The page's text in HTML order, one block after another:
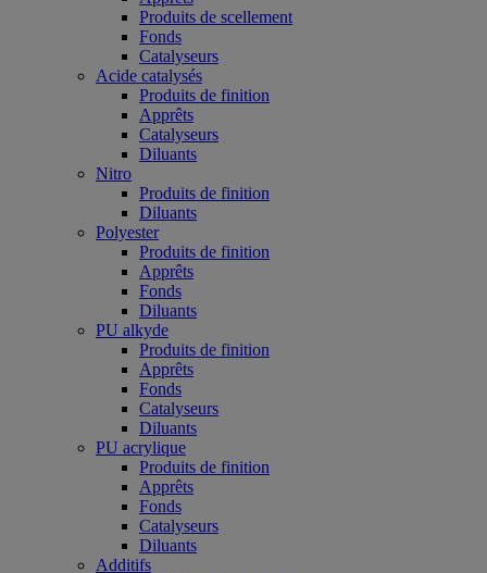
Produits de scellement
Fonds
Catalyseurs
Acide catalysés
Produits de finition
Apprêts
Catalyseurs
Diluants
Nitro
Produits de finition
Diluants
Polyester
Produits de finition
Apprêts
Fonds
Diluants
PU alkyde
Produits de finition
Apprêts
Fonds
Catalyseurs
Diluants
PU acrylique
Produits de finition
Apprêts
Fonds
Catalyseurs
Diluants
Additifs